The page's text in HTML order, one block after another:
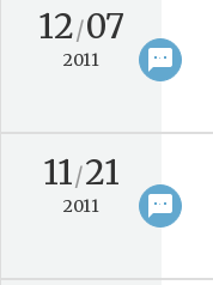
sms
12/07
2011 keyboard_arrow_right
sms
11/21
2011 keyboard_arrow_right